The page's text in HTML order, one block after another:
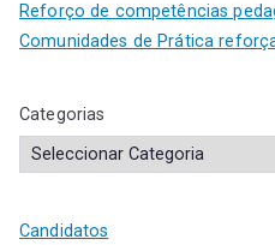
Reforço de competências
Comunidades de Prática
Categorias
Candidatos